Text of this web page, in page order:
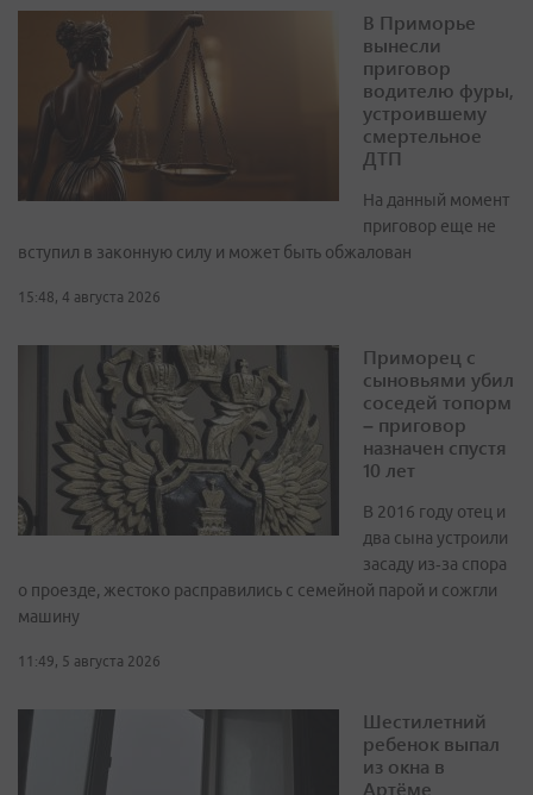
В Приморье
вынесли
приговор
водителю фуры,
устроившему
смертельное
ДТП
На данный момент
приговор еще не
вступил в законную силу и может быть обжалован
15:48, 4 августа 2026
Приморец с
сыновьями убил
соседей топорм
– приговор
назначен спустя
10 лет
В 2016 году отец и
два сына устроили
засаду из‑за спора
о проезде, жестоко расправились с семейной парой и сожгли
машину
11:49, 5 августа 2026
Шестилетний
ребенок выпал
из окна в
Артёме